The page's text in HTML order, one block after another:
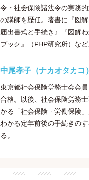
令・社会保険諸法令の実務
の講師を歴任。著書に『図
届出書式と手続き』『図解
ブック』（PHP研究所）など
中尾孝子（ナカオタカコ）
東京都社会保険労務士会会
合格。以後、社会保険労務
かる「社会保険・労働保険
わかる定年前後の手続きの
る。